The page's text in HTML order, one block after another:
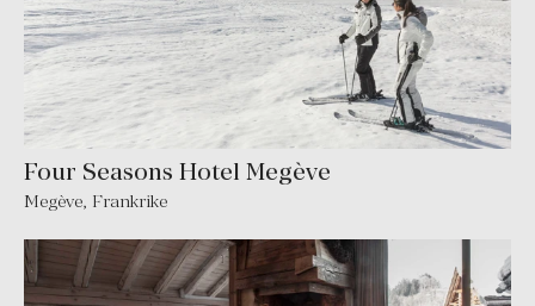
Four Seasons Hotel Megève
Megève, Frankrike